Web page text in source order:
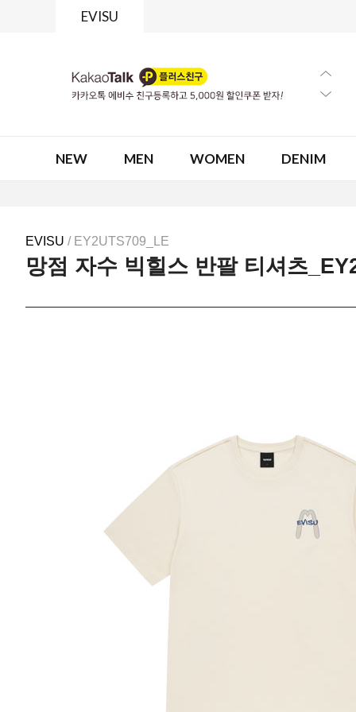
EVISU
NEW MEN WOMEN DENIM
EVISU / EY2UTS709_LE
망점 자수 빅힐스 반팔 티셔츠